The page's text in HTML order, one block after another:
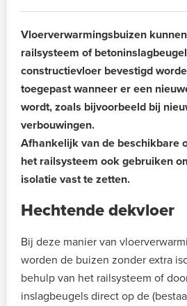
Vloerverwarmingsbuizen
railsysteem of
constructievloer bevestigd
toegepast wanneer er een
wordt, zoals bijvoorbeeld bij
verbouwingen.
Afhankelijk van de beschikbare
het railsysteem ook gebruiken
isolatie vast te zetten.
Hechtende dekvloer
Bij deze manier van
worden de buizen zonder extra
behulp van het railsysteem of
inslagbeugels direct op de